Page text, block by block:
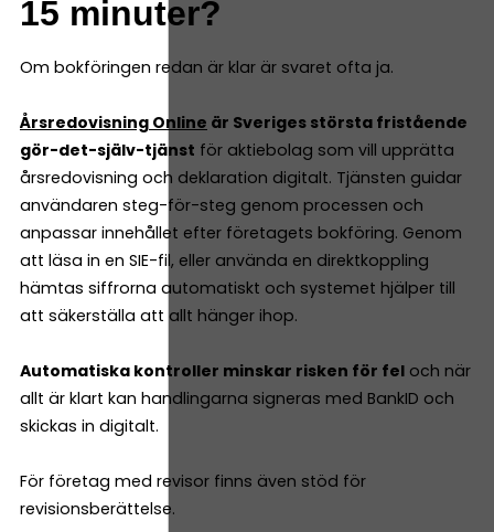
15 minuter?
Om bokföringen redan är klar är svaret ofta ja.
Årsredovisning Online är Sveriges största fristående
gör-det-själv-tjänst för aktiebolag som vill upprätta
årsredovisning och deklaration digitalt. Tjänsten guidar
användaren steg-för-steg genom processen och
anpassar innehållet efter företagets bokföring. Genom
att läsa in en SIE-fil, eller använda en direktkoppling
hämtas siffrorna automatiskt och systemet hjälper till
att säkerställa att allt hänger ihop.
Automatiska kontroller minskar risken för fel och när
allt är klart kan handlingarna signeras med BankID och
skickas in digitalt.
För företag med revisor finns även stöd för
revisionsberättelse.